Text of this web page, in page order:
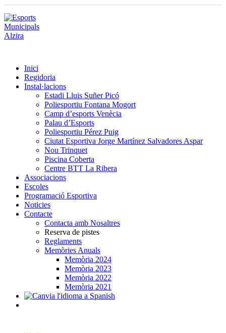
Inici
Regidoria
Instal·lacions
Estadi Lluis Suñer Picó
Poliesportiu Fontana Mogort
Camp d’esports Venècia
Palau d’Esports
Poliesportiu Pérez Puig
Ciutat Esportiva Jorge Martínez Salvadores Aspar
Nou Trinquet
Piscina Coberta
Centre BTT La Ribera
Associacions
Escoles
Programació Esportiva
Noticies
Contacte
Contacta amb Nosaltres
Reserva de pistes
Reglaments
Memòries Anuals
Memòria 2024
Memòria 2023
Memòria 2022
Memòria 2021